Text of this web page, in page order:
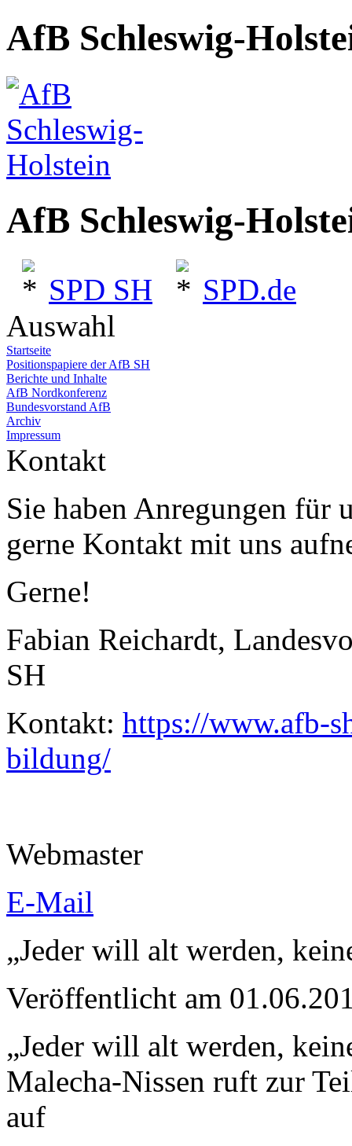
AfB Schleswig-
AfB Schleswig-
SPD SH
SPD.de
Auswahl
Startseite
Positionspapiere der AfB SH
Berichte und Inhalte
AfB Nordkonferenz
Bundesvorstand AfB
Archiv
Impressum
Kontakt
Sie haben Anregungen für
gerne Kontakt mit uns
Gerne!
Fabian Reichardt,
SH
Kontakt: https://www.afb-
bildung/
Webmaster
E-Mail
„Jeder will alt werden,
Veröffentlicht am
„Jeder will alt werden,
Malecha-Nissen ruft zur
auf